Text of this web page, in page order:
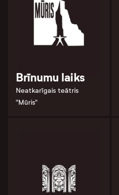
Brīnumu laiks
Neatkarīgais teātris
"Mūris"